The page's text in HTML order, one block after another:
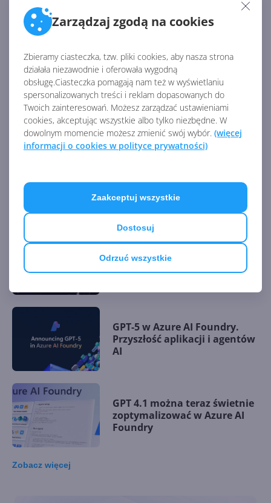
Zarządzaj zgodą na cookies
Zbieramy ciasteczka, tzw. pliki cookies, aby nasza strona
działała niezawodnie i oferowała wygodną
obsługę.Ciasteczka pomagają nam też w wyświetlaniu
spersonalizowanych treści i reklam dopasowanych do
Twoich zainteresowań. Możesz zarządzać ustawieniami
cookies, akceptując wszystkie albo tylko niezbędne. W
dowolnym momencie możesz zmienić swój wybór. (więcej
informacji o cookies w polityce prywatności)
Odrzuć wszystkie
Dostosuj
Zaakceptuj wszystkie
rozwiązania podawaliśmy
https://azure.microsoft.com/en-us/blog/azure-is-the-
best-place-for-analytics/
AKTUALNOŚCI Z KATEGORII MICROSOFT
AZURE
napędza autonomiczne
agenty Claude w Azure
Microsoft, NVIDIA i Anthropic
ogłosili strategiczne
GPT-5 w Azure AI Foundry.
Przyszłość aplikacji i agentów
AI
GPT 4.1 można teraz świetnie
zoptymalizować w Azure AI
Foundry
Zobacz więcej